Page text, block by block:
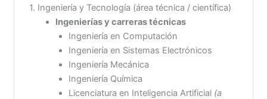
1. Ingeniería y Tecnología (área técnica / científica)
Ingenierías y carreras técnicas
Ingeniería en Computación
Ingeniería en Sistemas Electrónicos
Ingeniería Mecánica
Ingeniería Química
Licenciatura en Inteligencia Artificial (a